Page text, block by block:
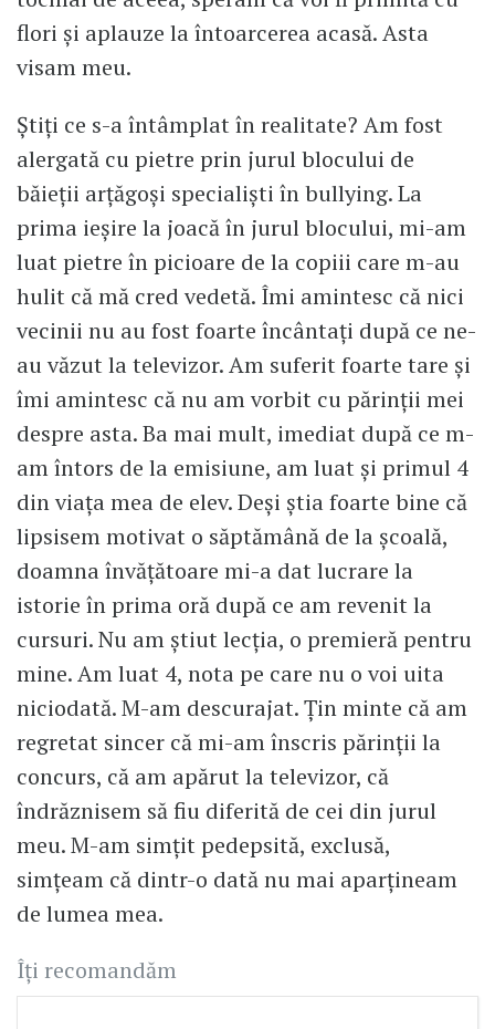
flori și aplauze la întoarcerea acasă. Asta
visam meu.
Știți ce s-a întâmplat în realitate? Am fost
alergată cu pietre prin jurul blocului de
băieții arțăgoși specialiști în bullying. La
prima ieșire la joacă în jurul blocului, mi-am
luat pietre în picioare de la copiii care m-au
hulit că mă cred vedetă. Îmi amintesc că nici
vecinii nu au fost foarte încântați după ce ne-
au văzut la televizor. Am suferit foarte tare și
îmi amintesc că nu am vorbit cu părinții mei
despre asta. Ba mai mult, imediat după ce m-
am întors de la emisiune, am luat și primul 4
din viața mea de elev. Deși știa foarte bine că
lipsisem motivat o săptămână de la școală,
doamna învățătoare mi-a dat lucrare la
istorie în prima oră după ce am revenit la
cursuri. Nu am știut lecția, o premieră pentru
mine. Am luat 4, nota pe care nu o voi uita
niciodată. M-am descurajat. Țin minte că am
regretat sincer că mi-am înscris părinții la
concurs, că am apărut la televizor, că
îndrăznisem să fiu diferită de cei din jurul
meu. M-am simțit pedepsită, exclusă,
simțeam că dintr-o dată nu mai aparțineam
de lumea mea.
Îți recomandăm